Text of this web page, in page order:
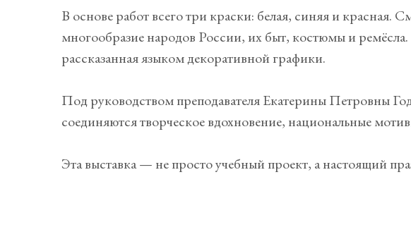
В основе работ всего три краски: белая, синяя и красная.
многообразие народов России, их быт, костюмы и
рассказанная языком декоративной графики.
Под руководством преподавателя Екатерины Петровны
соединяются творческое вдохновение, национальные
Эта выставка — не просто учебный проект, а настоящий